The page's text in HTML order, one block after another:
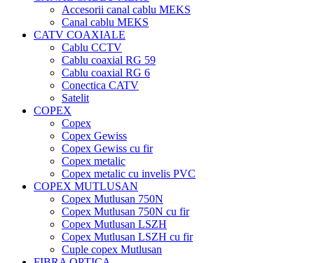
Accesorii canal cablu MEKS
Canal cablu MEKS
CATV COAXIALE
Cablu CCTV
Cablu coaxial RG 59
Cablu coaxial RG 6
Conectica CATV
Satelit
COPEX
Copex
Copex Gewiss
Copex Gewiss cu fir
Copex metalic
Copex metalic cu invelis PVC
COPEX MUTLUSAN
Copex Mutlusan 750N
Copex Mutlusan 750N cu fir
Copex Mutlusan LSZH
Copex Mutlusan LSZH cu fir
Cuple copex Mutlusan